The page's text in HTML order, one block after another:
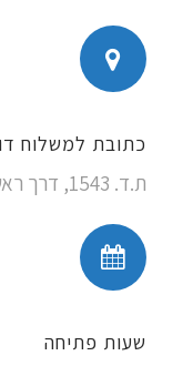
כתובת למשלוח
ת.ד. 1543, דרך ראשונים 88 רמת השרון 47114
שעות פתיחה